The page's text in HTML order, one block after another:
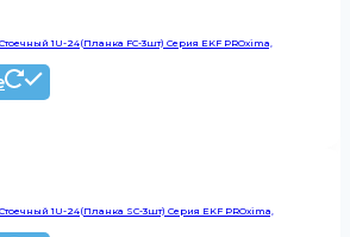
1U-24(планка FC-3шт) Серия EKF PROxima,
1U-24(планка SC-3шт) Серия EKF PROxima,